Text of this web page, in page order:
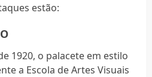
estão:
1920, o palacete em estilo
a Escola de Artes Visuais